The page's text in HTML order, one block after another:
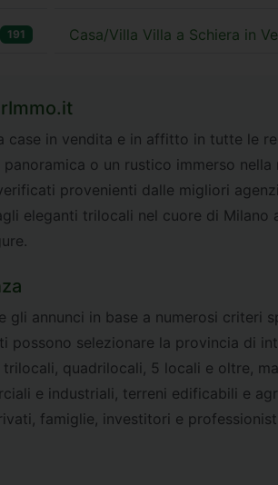
191 Casa/Villa Villa a Schiera in
in vendita e in affitto in tutte le
o un rustico immerso nella
provenienti dalle migliori
eleganti trilocali nel cuore di Milano
annunci in base a numerosi criteri
selezionare la provincia di
quadrilocali, 5 locali e oltre,
e industriali, terreni edificabili e
famiglie, investitori e